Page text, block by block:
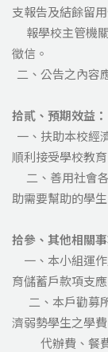
支報告及結餘留用
報學校主管機
徵信。
二、公告之內容
拾貳、預期效益：
一、扶助本校經
順利接受學校教育
二、善用社會
助需要幫助的學生
拾參、其他相關事
一、本小組運
育儲蓄戶款項支應
二、本戶勸募
濟弱勢學生之學
代辦費、餐費